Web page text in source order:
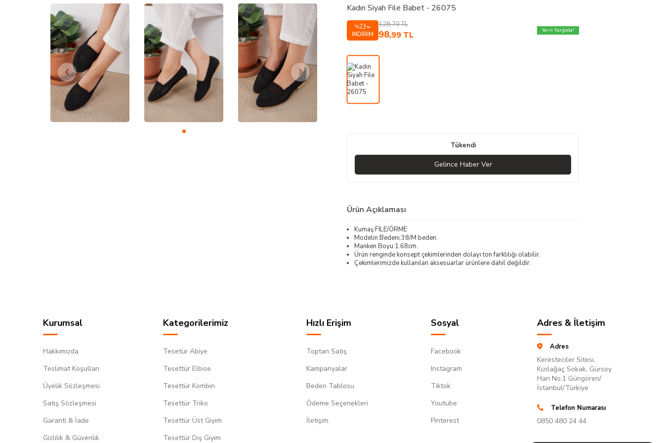
Kadın Siyah File Babet - 26075
%23
İNDIRIM
128,70TL
98,99 TL Yarın Kargoda!
Tükendi
Gelince Haber Ver
Ürün Açıklaması
Kumaş:FİLE/ÖRME
Modelin Bedeni:38/M beden.
Manken Boyu:1.68cm.
Ürün renginde konsept çekimlerinden dolayı ton farklılığı olabilir.
Çekimlerimizde kullanılan aksesuarlar ürünlere dahil değildir.
Kurumsal
Hakkımızda
Teslimat Koşulları
Üyelik Sözleşmesi
Satış Sözleşmesi
Garanti & İade
Gizlilik & Güvenlik
Kategorilerimiz
Tesetür Abiye
Tesettür Elbise
Tesettür Kombin
Tesettür Triko
Tesettür Üst Giyim
Tesettür Dış Giyim
Hızlı Erişim
Toptan Satış
Kampanyalar
Beden Tablosu
Ödeme Seçenekleri
İletişim
Sosyal
Facebook
Instagram
Tiktok
Youtube
Pinterest
Adres & İletişim
Adres
Keresteciler Sitesi,
Kızılağaç Sokak, Gürsoy
Han No:1 Güngören/
İstanbul/Türkiye
Telefon Numarası
0850 480 24 44